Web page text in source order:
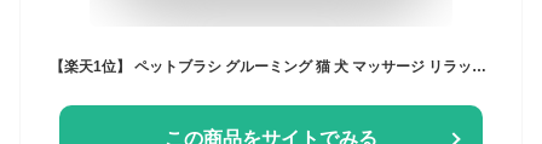
【楽天1位】 ペットブラシ グルーミング 猫 犬 マッサージ リラックス 凸凹 シリコン 柔らかい 通気性 メッシュ ムレない 安心 グローブ マッサージグローブ 右手用 抜け毛 防止 高品質ラバー 入浴 ブラシ トリミング 嫌がらない かわいい パステル ごっそり取れる 送料無料
この商品をサイトでみる